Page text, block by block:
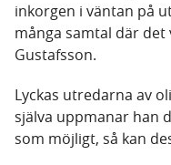
inkorgen i väntan på
många samtal där det
Gustafsson.
Lyckas utredarna av
själva uppmanar han
som möjligt, så kan